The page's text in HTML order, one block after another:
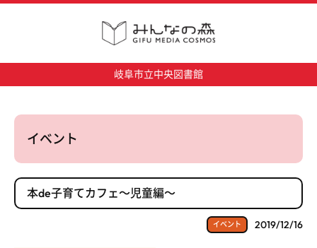
岐阜市立中央図書館
イベント
本de子育てカフェ～児童編～
イベント 2019/12/16